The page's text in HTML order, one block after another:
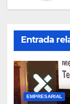
Entrada
EMPRESARIAL